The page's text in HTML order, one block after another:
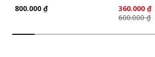
800.000 ₫
360.000 ₫
600.000 ₫